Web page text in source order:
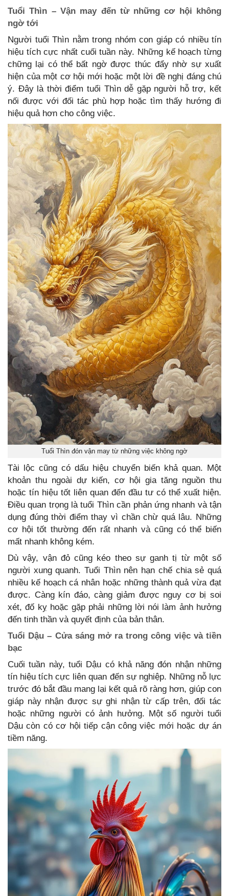
Tuổi Thìn – Vận may đến từ những cơ hội không
ngờ tới
Người tuổi Thìn nằm trong nhóm con giáp có nhiều tín
hiệu tích cực nhất cuối tuần này. Những kế hoạch từng
chững lại có thể bất ngờ được thúc đẩy nhờ sự xuất
hiện của một cơ hội mới hoặc một lời đề nghị đáng chú
ý. Đây là thời điểm tuổi Thìn dễ gặp người hỗ trợ, kết
nối được với đối tác phù hợp hoặc tìm thấy hướng đi
hiệu quả hơn cho công việc.
Tuổi Thìn đón vận may từ những việc không ngờ
Tài lộc cũng có dấu hiệu chuyển biến khả quan. Một
khoản thu ngoài dự kiến, cơ hội gia tăng nguồn thu
hoặc tín hiệu tốt liên quan đến đầu tư có thể xuất hiện.
Điều quan trọng là tuổi Thìn cần phản ứng nhanh và tận
dụng đúng thời điểm thay vì chần chừ quá lâu. Những
cơ hội tốt thường đến rất nhanh và cũng có thể biến
mất nhanh không kém.
Dù vậy, vận đỏ cũng kéo theo sự ganh tị từ một số
người xung quanh. Tuổi Thìn nên hạn chế chia sẻ quá
nhiều kế hoạch cá nhân hoặc những thành quả vừa đạt
được. Càng kín đáo, càng giảm được nguy cơ bị soi
xét, đố kỵ hoặc gặp phải những lời nói làm ảnh hưởng
đến tinh thần và quyết định của bản thân.
Tuổi Dậu – Cửa sáng mở ra trong công việc và tiền
bạc
Cuối tuần này, tuổi Dậu có khả năng đón nhận những
tín hiệu tích cực liên quan đến sự nghiệp. Những nỗ lực
trước đó bắt đầu mang lại kết quả rõ ràng hơn, giúp con
giáp này nhận được sự ghi nhận từ cấp trên, đối tác
hoặc những người có ảnh hưởng. Một số người tuổi
Dậu còn có cơ hội tiếp cận công việc mới hoặc dự án
tiềm năng.